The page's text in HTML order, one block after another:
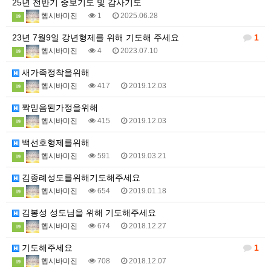
25년 전반기 중보기도 및 감사기도
19 헵시바미진 1 2025.06.28
1
23년 7월9일 강년형제를 위해 기도해 주세요
19 헵시바미진 4 2023.07.10
새가족정착을위해
19 헵시바미진 417 2019.12.03
짝믿음된가정을위해
19 헵시바미진 415 2019.12.03
백선호형제를위해
19 헵시바미진 591 2019.03.21
김종례성도를위해기도해주세요
19 헵시바미진 654 2019.01.18
김봉성 성도님을 위해 기도해주세요
19 헵시바미진 674 2018.12.27
1
기도해주세요
19 헵시바미진 708 2018.12.07